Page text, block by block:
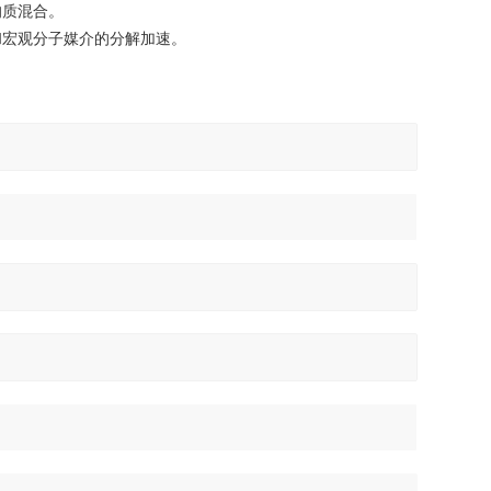
混合。
观分子媒介的分解加速。